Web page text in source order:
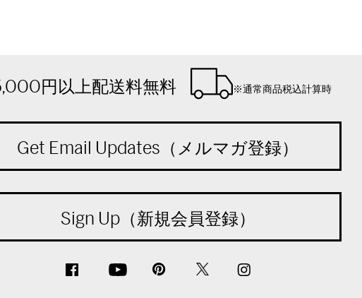
円以上配送料無料 ※通常商品税込計算時
Get Email Updates（メルマガ登録）
Sign Up（新規会員登録）